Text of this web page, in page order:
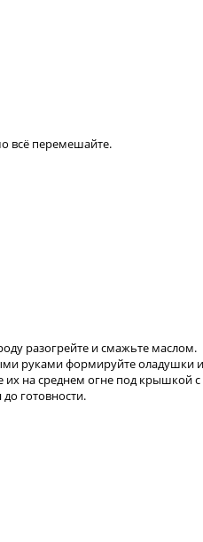
всё перемешайте.
разогрейте и смажьте маслом.
руками формируйте оладушки и
их на среднем огне под крышкой с
до готовности.